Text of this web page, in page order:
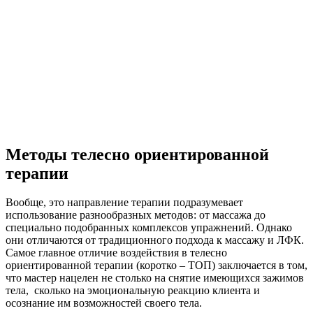
Методы телесно ориентированной
терапии
Вообще, это направление терапии подразумевает
использование разнообразных методов: от массажа до
специально подобранных комплексов упражнений. Однако
они отличаются от традиционного подхода к массажу и ЛФК.
Самое главное отличие воздействия в телесно
ориентированной терапии (коротко – ТОП) заключается в том,
что мастер нацелен не столько на снятие имеющихся зажимов
тела, сколько на эмоциональную реакцию клиента и
осознание им возможностей своего тела.